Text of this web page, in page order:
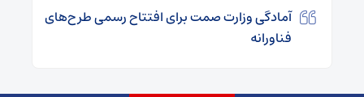
آمادگی وزارت صمت برای افتتاح رسمی طرح‌های
فناورانه